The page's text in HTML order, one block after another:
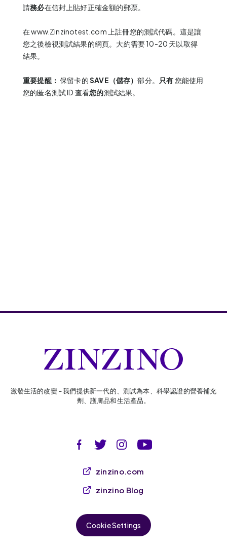
請務必在信封上貼好正確金額的郵票。
在www.Zinzinotest.com 上註冊您的測試代碼。這是讓
您之後檢視測試結果的網頁。大約需要 10-20 天以取得
結果。
重要提醒： 保留卡的SAVE（儲存）部分。 只有您能使用
您的匿名測試 ID 查看您的測試結果。
激發生活的改變 – 我們提供新一代的、測試為本、科學認證的營養補充
劑、護膚品和生活產品。
zinzino.com
zinzino Blog
Cookie Settings